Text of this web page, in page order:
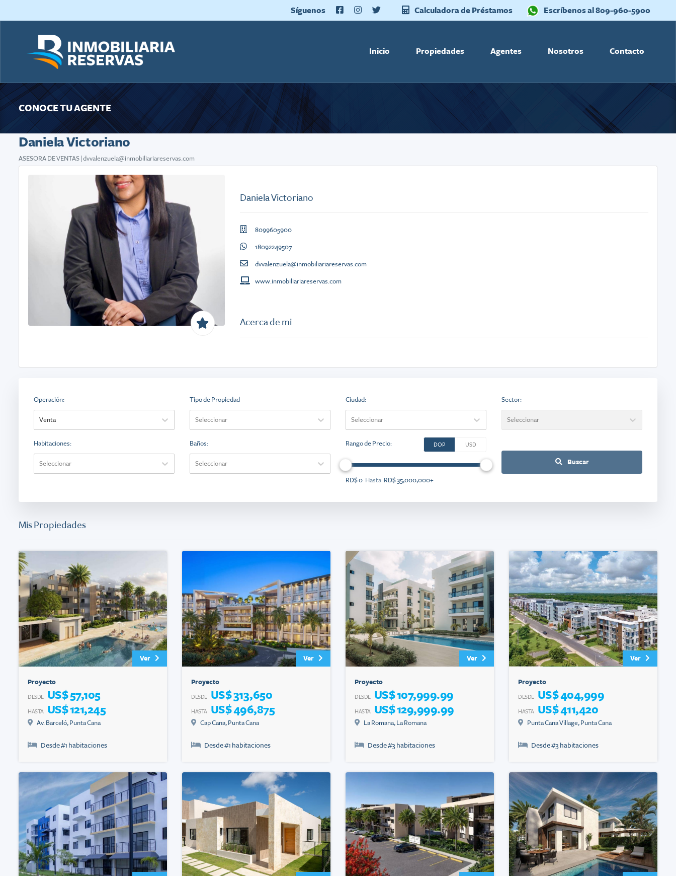
Síguenos Calculadora de Préstamos Escríbenos al 809-960-5900
Inicio Propiedades Agentes Nosotros Contacto
CONOCE TU AGENTE
Daniela Victoriano
ASESORA DE VENTAS dvvalenzuela@inmobiliariareservas.com
Daniela Victoriano
8099605900
18092249507
dvvalenzuela@inmobiliariareservas.com
www.inmobiliariareservas.com
Acerca de mi
Operación:
Venta
Tipo de Propiedad
Seleccionar
Ciudad:
Seleccionar
Sector:
Seleccionar
Habitaciones:
Seleccionar
Baños:
Seleccionar
Rango de Precio: DOP USD
RD$ 0 Hasta RD$ 35,000,000+
Buscar
Mis Propiedades
Ver
Proyecto
DESDE US$ 57,105
HASTA US$ 121,245
Av. Barceló, Punta Cana
Desde #1 habitaciones
Ver
Proyecto
DESDE US$ 313,650
HASTA US$ 496,875
Cap Cana, Punta Cana
Desde #1 habitaciones
Ver
Proyecto
DESDE US$ 107,999.99
HASTA US$ 129,999.99
La Romana, La Romana
Desde #3 habitaciones
Ver
Proyecto
DESDE US$ 404,999
HASTA US$ 411,420
Punta Cana Village, Punta Cana
Desde #3 habitaciones